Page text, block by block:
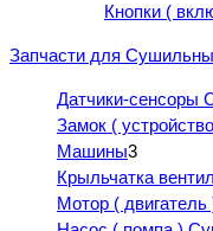
Кнопки (
Запчасти для
Датчики-
Замок (
Машины3
Крыльчатка
Мотор (